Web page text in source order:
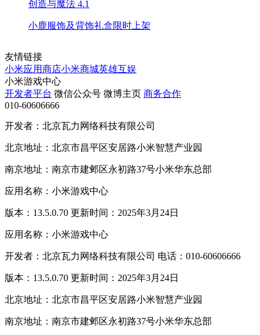
创造与魔法 4.1
小鹿服饰及背饰礼盒限时上架
友情链接
小米应用商店小米商城英雄互娱
小米游戏中心
开发者平台 微信公众号 微博主页 商务合作
010-60606666
开发者：北京瓦力网络科技有限公司
北京地址：北京市昌平区安居路小米智慧产业园
南京地址：南京市建邺区永初路37号小米华东总部
应用名称：小米游戏中心
版本：13.5.0.70 更新时间：2025年3月24日
应用名称：小米游戏中心
开发者：北京瓦力网络科技有限公司 电话：010-60606666
版本：13.5.0.70 更新时间：2025年3月24日
北京地址：北京市昌平区安居路小米智慧产业园
南京地址：南京市建邺区永初路37号小米华东总部